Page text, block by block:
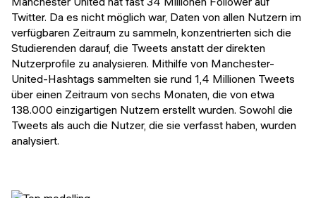
Twitter. Da es nicht möglich war, Daten von allen Nutzern im
verfügbaren Zeitraum zu sammeln, konzentrierten sich die
Studierenden darauf, die Tweets anstatt der direkten
Nutzerprofile zu analysieren. Mithilfe von Manchester-
United-Hashtags sammelten sie rund 1,4 Millionen Tweets
über einen Zeitraum von sechs Monaten, die von etwa
138.000 einzigartigen Nutzern erstellt wurden. Sowohl die
Tweets als auch die Nutzer, die sie verfasst haben, wurden
analysiert.